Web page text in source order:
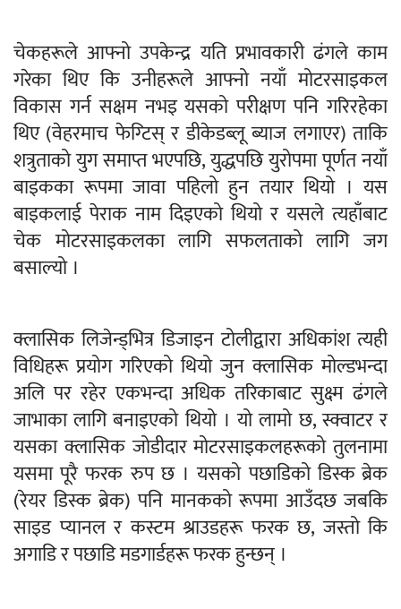
चेकहरूले आफ्नो उपकेन्द्र यति प्रभावकारी ढंगले काम
गरेका थिए कि उनीहरूले आफ्नो नयाँ मोटरसाइकल
विकास गर्न सक्षम नभइ यसको परीक्षण पनि गरिरहेका
थिए (वेहरमाच फेग्टिस् र डीकेडब्लू ब्याज लगाएर) ताकि
शत्रुताको युग समाप्त भएपछि, युद्धपछि युरोपमा पूर्णत नयाँ
बाइकका रूपमा जावा पहिलो हुन तयार थियो । यस
बाइकलाई पेराक नाम दिइएको थियो र यसले त्यहाँबाट
चेक मोटरसाइकलका लागि सफलताको लागि जग
बसाल्यो ।
क्लासिक लिजेन्ड्भित्र डिजाइन टोलीद्वारा अधिकांश त्यही
विधिहरू प्रयोग गरिएको थियो जुन क्लासिक मोल्डभन्दा
अलि पर रहेर एकभन्दा अधिक तरिकाबाट सुक्ष्म ढंगले
जाभाका लागि बनाइएको थियो । यो लामो छ, स्क्वाटर र
यसका क्लासिक जोडीदार मोटरसाइकलहरूको तुलनामा
यसमा पूरै फरक रुप छ । यसको पछाडिको डिस्क ब्रेक
(रेयर डिस्क ब्रेक) पनि मानकको रूपमा आउँदछ जबकि
साइड प्यानल र कस्टम श्राउडहरू फरक छ, जस्तो कि
अगाडि र पछाडि मडगार्डहरू फरक हुन्छन् ।